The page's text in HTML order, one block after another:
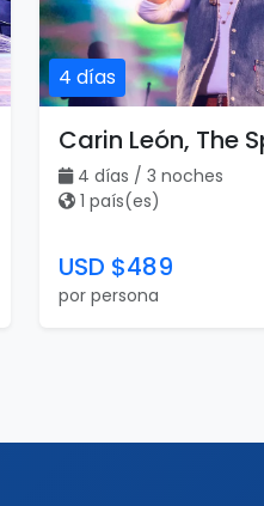
4 días
Carin León, The
4 días / 3 noches
1 país(es)
USD $489
por persona